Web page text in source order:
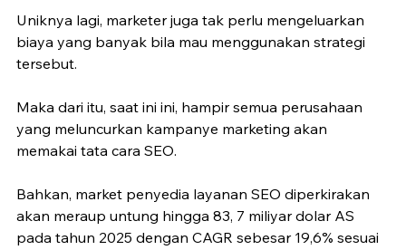
Uniknya lagi, marketer juga tak perlu mengeluarkan
biaya yang banyak bila mau menggunakan strategi
tersebut.
Maka dari itu, saat ini ini, hampir semua perusahaan
yang meluncurkan kampanye marketing akan
memakai tata cara SEO.
Bahkan, market penyedia layanan SEO diperkirakan
akan meraup untung hingga 83, 7 miliyar dolar AS
pada tahun 2025 dengan CAGR sebesar 19,6% sesuai